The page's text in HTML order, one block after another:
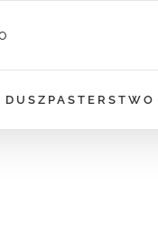
DUSZPASTERSTWO